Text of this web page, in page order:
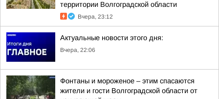
территории Волгоградской области
Вчера, 23:12
Актуальные новости этого дня:
Вчера, 22:06
Фонтаны и мороженое – этим спасаются
жители и гости Волгоградской области от